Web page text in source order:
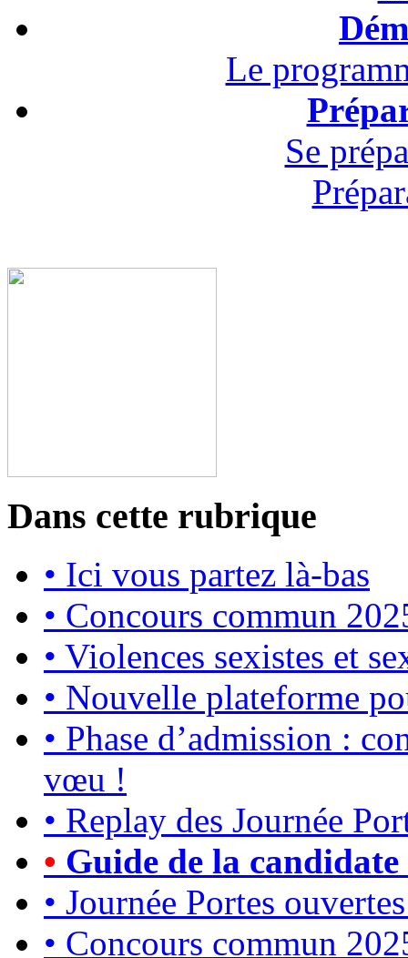
Le
Se
Dans cette rubrique
• Ici vous partez là-bas
• Concours commun
• Violences sexistes et
• Nouvelle plateforme
• Phase d’admission :
vœu !
• Replay des Journée
• Guide de la
• Journée Portes
• Concours commun